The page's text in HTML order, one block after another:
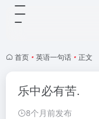
首页 • 英语一句话 • 正文
乐中必有苦.
8个月前发布